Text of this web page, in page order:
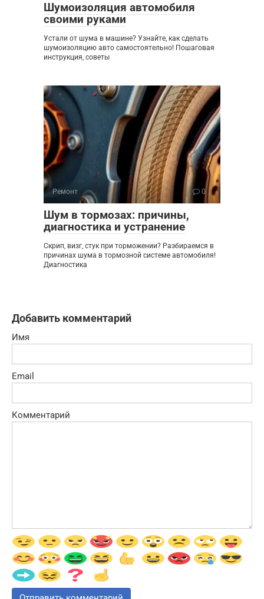
Шумоизоляция автомобиля
своими руками
Устали от шума в машине? Узнайте, как сделать
шумоизоляцию авто самостоятельно! Пошаговая
инструкция, советы
Ремонт 0
Шум в тормозах: причины,
диагностика и устранение
Скрип, визг, стук при торможении? Разбираемся в
причинах шума в тормозной системе автомобиля!
Диагностика
Добавить комментарий
Имя
Email
Комментарий